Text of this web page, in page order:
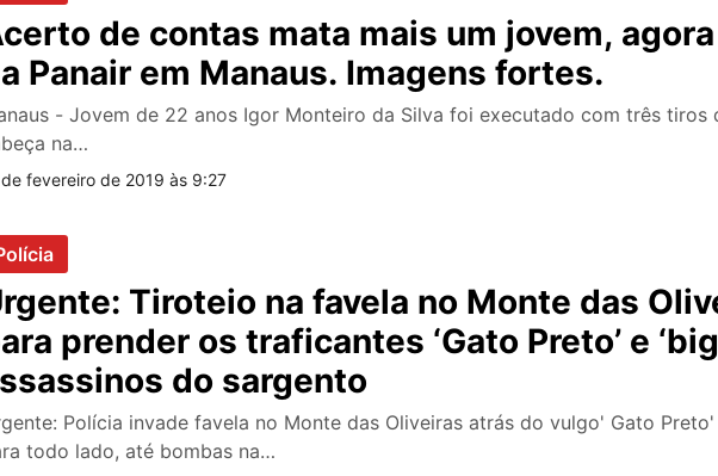
de contas mata mais um jovem,
Panair em Manaus. Imagens fortes.
- Jovem de 22 anos Igor Monteiro da Silva foi executado com três tiros
na…
de fevereiro de 2019 às 9:27
Tiroteio na favela no Monte das
prender os traficantes ‘Gato Preto’ e
do sargento
Polícia invade favela no Monte das Oliveiras atrás do vulgo' Gato
todo lado, até bombas na…